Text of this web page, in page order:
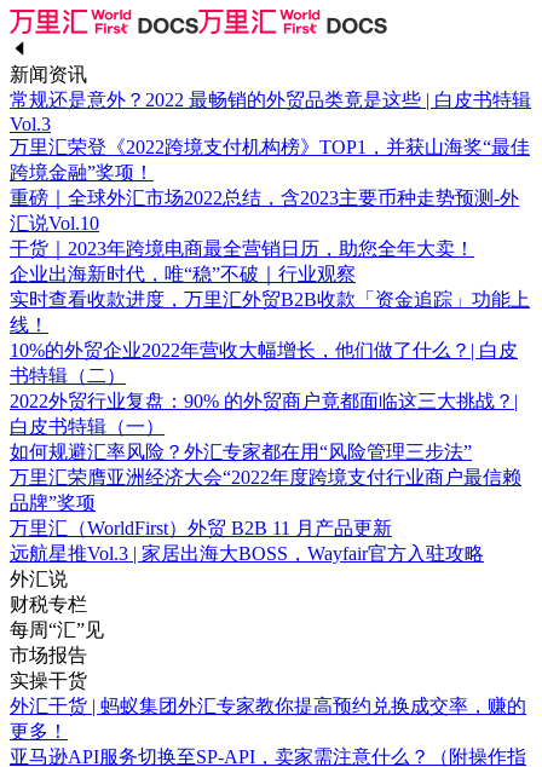
新闻资讯
常规还是意外？2022 最畅销的外贸品类竟是这些 | 白皮书特辑
Vol.3
万里汇荣登《2022跨境支付机构榜》TOP1，并获山海奖“最佳
跨境金融”奖项！
重磅｜全球外汇市场2022总结，含2023主要币种走势预测-外
汇说Vol.10
干货｜2023年跨境电商最全营销日历，助您全年大卖！
企业出海新时代，唯“稳”不破｜行业观察
实时查看收款进度，万里汇外贸B2B收款「资金追踪」功能上
线！
10%的外贸企业2022年营收大幅增长，他们做了什么？| 白皮
书特辑（二）
2022外贸行业复盘：90% 的外贸商户竟都面临这三大挑战？|
白皮书特辑（一）
如何规避汇率风险？外汇专家都在用“风险管理三步法”
万里汇荣膺亚洲经济大会“2022年度跨境支付行业商户最信赖
品牌”奖项
万里汇（WorldFirst）外贸 B2B 11 月产品更新
远航星推Vol.3 | 家居出海大BOSS，Wayfair官方入驻攻略
外汇说
财税专栏
每周“汇”见
市场报告
实操干货
外汇干货 | 蚂蚁集团外汇专家教你提高预约兑换成交率，赚的
更多！
亚马逊API服务切换至SP-API，卖家需注意什么？（附操作指